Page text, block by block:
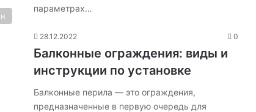
параметрах…
28.12.2022 0
Балконные ограждения: виды и
инструкции по установке
Балконные перила — это ограждения,
предназначенные в первую очередь для